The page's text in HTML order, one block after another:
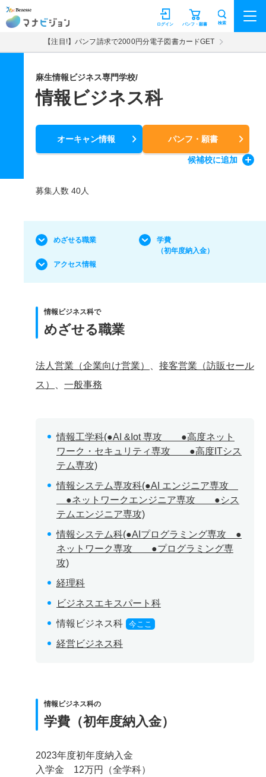
マナビジョン パンフ・願書
ログイン 検索
【注目!】パンフ請求で2000円分電子図書カードGET
麻生情報ビジネス専門学校/
情報ビジネス科
オーキャン情報 パンフ・願書
候補校に追加
募集人数 40人
めざせる職業
学費
（初年度納入金）
アクセス情報
情報ビジネス科で
めざせる職業
法人営業（企業向け営業）
接客営業（訪販セール
ス）
一般事務
情報工学科(●AI &Iot 専攻 ●高度ネット
ワーク・セキュリティ専攻 ●高度ITシス
テム専攻)
情報システム専攻科(●AI エンジニア専攻
●ネットワークエンジニア専攻 ●シス
テムエンジニア専攻)
情報システム科(●AIプログラミング専攻 ●
ネットワーク専攻 ●プログラミング専
攻)
経理科
ビジネスエキスパート科
情報ビジネス科
今ここ
経営ビジネス科
情報ビジネス科の
学費（初年度納入金）
2023年度初年度納入金
入学金 12万円（全学科）